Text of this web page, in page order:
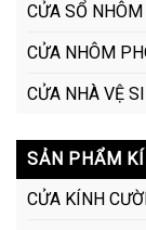
CỬA SỔ
CỬA NHÔM
CỬA NHÀ VỆ
SẢN PHẨM
CỬA KÍNH